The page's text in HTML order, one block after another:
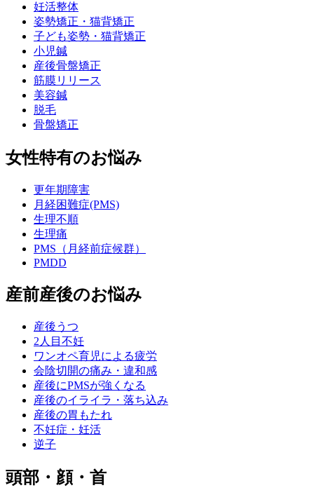
妊活整体
姿勢矯正・猫背矯正
子ども姿勢・猫背矯正
小児鍼
産後骨盤矯正
筋膜リリース
美容鍼
脱毛
骨盤矯正
女性特有のお悩み
更年期障害
月経困難症(PMS)
生理不順
生理痛
PMS（月経前症候群）
PMDD
産前産後のお悩み
産後うつ
2人目不妊
ワンオペ育児による疲労
会陰切開の痛み・違和感
産後にPMSが強くなる
産後のイライラ・落ち込み
産後の胃もたれ
不妊症・妊活
逆子
頭部・顔・首